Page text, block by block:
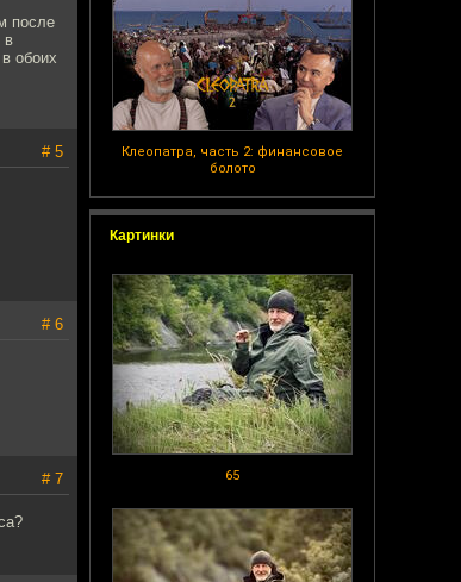
Клеопатра, часть 2: финансовое
болото
Картинки
65
после
в
обоих
# 5
# 6
# 7